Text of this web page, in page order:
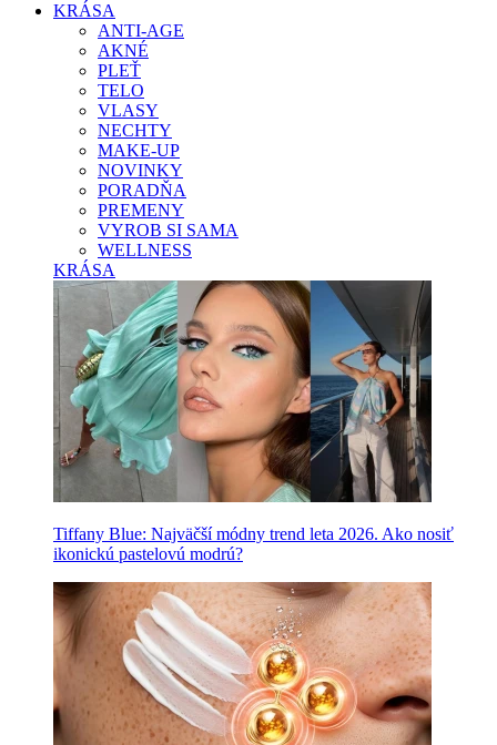
KRÁSA
ANTI-AGE
AKNÉ
PLEŤ
TELO
VLASY
NECHTY
MAKE-UP
NOVINKY
PORADŇA
PREMENY
VYROB SI SAMA
WELLNESS
KRÁSA
Tiffany Blue: Najväčší módny trend leta 2026. Ako nosiť
ikonickú pastelovú modrú?